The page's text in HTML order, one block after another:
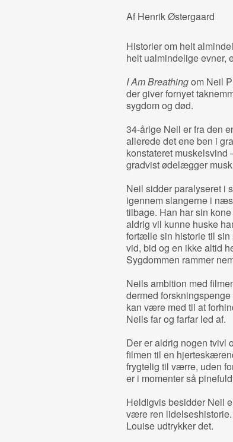
Af Henrik Østergaard
Historier om helt
helt ualmindelige evner,
I Am Breathingom Neil
der giver fornyet
sygdom og død.
34-årige Neil er fra den
allerede det ene ben i
konstateret
gradvist ødelægger
Neil sidder paralyseret i
igennem slangerne i
tilbage. Han har sin
aldrig vil kunne huske
fortælle sin historie til sin
vid, bid og en ikke altid
Sygdommen rammer
Neils ambition med
dermed
kan være med til at
Neils far og farfar led af.
Der er aldrig nogen tvivl
filmen til en
frygtelig til værre, uden
er i momenter så
Heldigvis besidder Neil
være ren lidelseshistorie.
Louise udtrykker det.